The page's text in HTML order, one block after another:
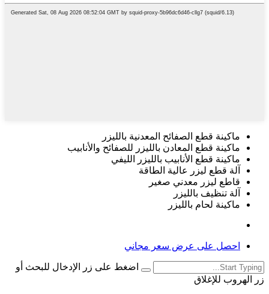
ماكينة قطع الصفائح المعدنية بالليزر
ماكينة قطع المعادن بالليزر للصفائح والأنابيب
ماكينة قطع الأنابيب بالليزر الليفي
آلة قطع ليزر عالية الطاقة
قاطع ليزر معدني صغير
آلة تنظيف بالليزر
ماكينة لحام بالليزر
احصل على عرض سعر مجاني
اضغط على زر الإدخال للبحث أو
زر الهروب للإغلاق